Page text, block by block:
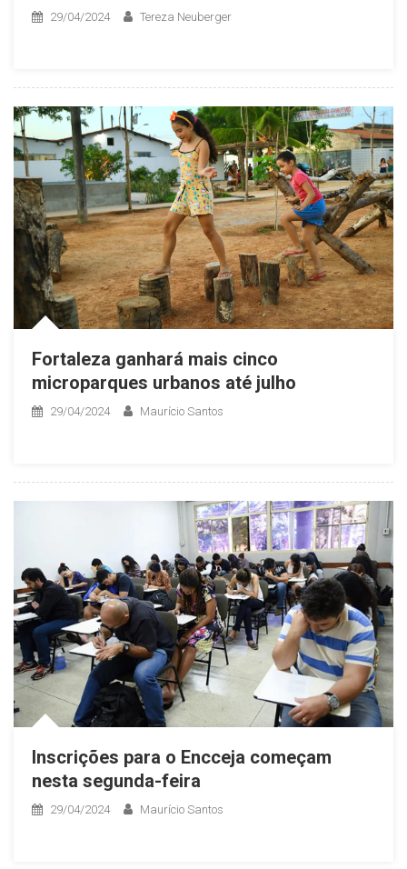
29/04/2024 Tereza Neuberger
Fortaleza ganhará mais cinco
microparques urbanos até julho
29/04/2024 Maurício Santos
Inscrições para o Encceja começam
nesta segunda-feira
29/04/2024 Maurício Santos